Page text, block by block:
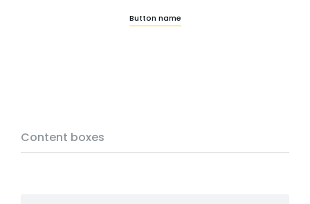
Button name
Content boxes